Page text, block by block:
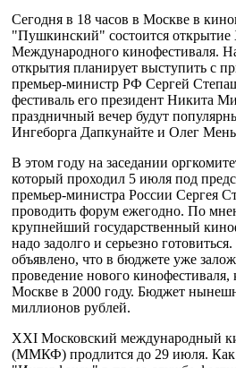
Сегодня в 18 часов в Москве в
"Пушкинский" состоится
Международного кинофестиваля.
открытия планирует выступить с
премьер-министр РФ Сергей
фестиваль его президент Никита
праздничный вечер будут
Ингеборга Дапкунайте и Олег
В этом году на заседании
который проходил 5 июля под
премьер-министра России Сергея
проводить форум ежегодно. По
крупнейший государственный
надо задолго и серьезно
объявлено, что в бюджете уже
проведение нового кинофестиваля,
Москве в 2000 году. Бюджет
миллионов рублей.
XXI Московский международный
(ММКФ) продлится до 29 июля.